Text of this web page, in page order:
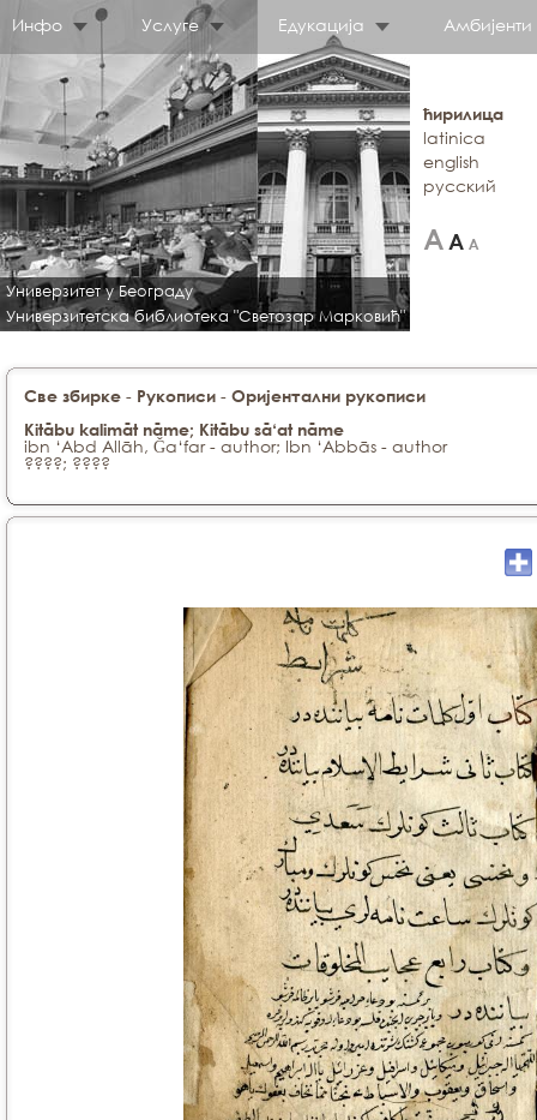
Инфо Услуге Едукација Амбијенти
Универзитет у Београду
Универзитетска библиотека "Светозар Марковић"
ћирилица
latinica
english
русский
Све збирке - Рукописи - Оријентални рукописи
Kitābu kalimāt nāme; Kitābu sā‘at nāme
ibn ‘Abd Allāh, Ǧa‘far - author; Ibn ‘Abbās - author
????; ????